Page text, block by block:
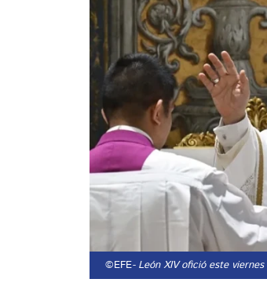
©EFE- León XIV ofició este